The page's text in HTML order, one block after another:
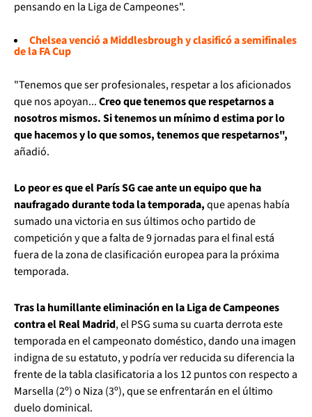
pensando en la Liga de Campeones".
Chelsea venció a Middlesbrough y clasificó a semifinales
de la FA Cup
"Tenemos que ser profesionales, respetar a los aficionados
que nos apoyan...Creo que tenemos que respetarnos a
nosotros mismos. Si tenemos un mínimo d estima por lo
que hacemos y lo que somos, tenemos que respetarnos",
añadió.
Lo peor es que el París SG cae ante un equipo que ha
naufragado durante toda la temporada,que apenas había
sumado una victoria en sus últimos ocho partido de
competición y que a falta de 9 jornadas para el final está
fuera de la zona de clasificación europea para la próxima
temporada.
Tras la humillante eliminación en la Liga de Campeones
contra el Real Madrid, el PSG suma su cuarta derrota este
temporada en el campeonato doméstico, dando una imagen
indigna de su estatuto, y podría ver reducida su diferencia la
frente de la tabla clasificatoria a los 12 puntos con respecto a
Marsella (2º) o Niza (3º), que se enfrentarán en el último
duelo dominical.